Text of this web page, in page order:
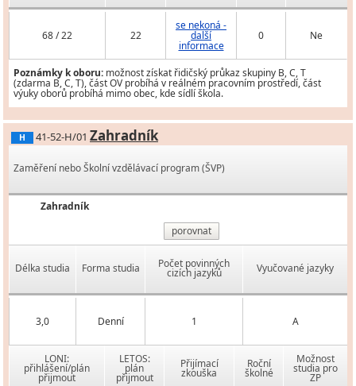
68 / 22 22
se nekoná -
další
informace
0 Ne
Poznámky k oboru: možnost získat řidičský průkaz skupiny B, C, T
(zdarma B, C, T), část OV probíhá v reálném pracovním prostředí, část
výuky oborů probíhá mimo obec, kde sídlí škola.
H 41-52-H/01 Zahradník
Zaměření nebo Školní vzdělávací program (ŠVP)
Zahradník
porovnat
Délka studia Forma studia Počet povinných
cizích jazyků Vyučované jazyky
3,0 Denní 1 A
LONI:
přihlášení/plán
přijmout
LETOS:
plán
přijmout
Přijímací
zkouška
Roční
školné
Možnost
studia pro
ZP